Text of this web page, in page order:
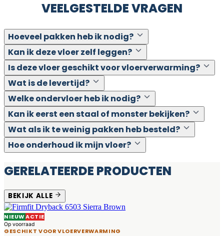
VEELGESTELDE VRAGEN
Hoeveel pakken heb ik nodig?
Kan ik deze vloer zelf leggen?
Is deze vloer geschikt voor vloerverwarming?
Wat is de levertijd?
Welke ondervloer heb ik nodig?
Kan ik eerst een staal of monster bekijken?
Wat als ik te weinig pakken heb besteld?
Hoe onderhoud ik mijn vloer?
GERELATEERDE PRODUCTEN
BEKIJK ALLE
NIEUWACTIE
Op voorraad
GESCHIKT VOOR VLOERVERWARMING